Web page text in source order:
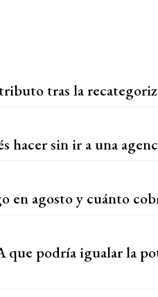
tras la
hacer sin ir a una
en agosto y cuánto
que podría igualar la